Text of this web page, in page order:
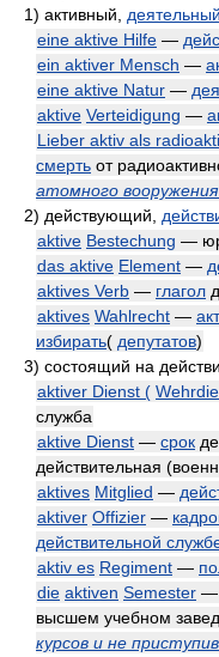
1) активный, деятельный
eine aktive Hilfe —
ein aktiver Mensch —
eine aktive Natur —
aktive Verteidigung —
Lieber aktiv als
смерть от
атомного
2) действующий,
aktive Bestechung —
das aktive Element —
aktives Verb — глагол
aktives Wahlrecht —
избирать( депутатов)
3) состоящий на
aktiver Dienst (
служба
aktive Dienst — срок
действительная
aktives Mitglied —
aktiver Offizier —
действительной
aktiv es Regiment —
die aktiven Semester —
высшем учебном
курсов и не